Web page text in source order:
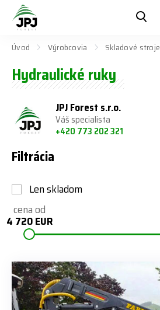
Úvod Výrobcovia Skladové stroje
Hydraulické ruky
JPJ Forest s.r.o.
Váš specialista
+420 773 202 321
Filtrácia
Len skladom
cena od
4 720 EUR